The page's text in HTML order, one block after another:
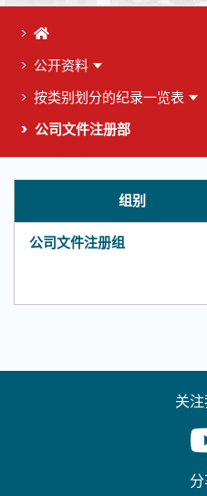
首页
公开资料
按类别划分的纪录一览表
公司文件注册部
组别
公司文件注册组
关